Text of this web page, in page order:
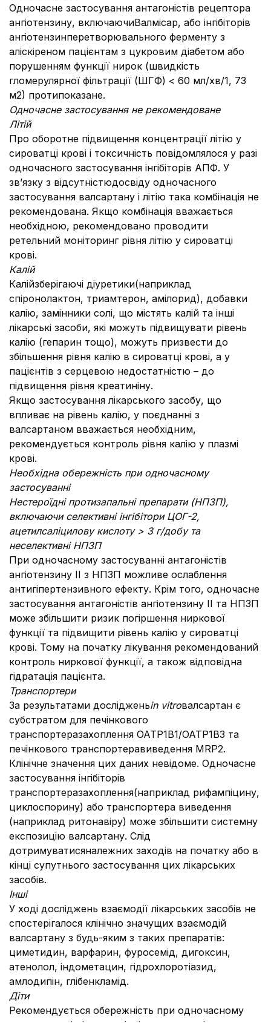
Одночасне застосування антагоністів рецептора
ангіотензину, включаючиВалмісар, або інгібіторів
ангіотензинперетворювального ферменту з
аліскіреном пацієнтам з цукровим діабетом або
порушенням функції нирок (швидкість
гломерулярної фільтрації (ШГФ) < 60 мл/хв/1, 73
м2) протипоказане.
Одночасне застосування не рекомендоване
Літій
Про оборотне підвищення концентрації літію у
сироватці крові і токсичність повідомлялося у разі
одночасного застосування інгібіторів АПФ. У
зв’язку з відсутністюдосвіду одночасного
застосування валсартану і літію така комбінація не
рекомендована. Якщо комбінація вважається
необхідною, рекомендовано проводити
ретельний моніторинг рівня літію у сироватці
крові.
Калій
Калійзберігаючі діуретики(наприклад
спіронолактон, триамтерон, амілорид), добавки
калію, замінники солі, що містять калій та інші
лікарські засоби, які можуть підвищувати рівень
калію (гепарин тощо), можуть призвести до
збільшення рівня калію в сироватці крові, а у
пацієнтів з серцевою недостатністю – до
підвищення рівня креатиніну.
Якщо застосування лікарського засобу, що
впливає на рівень калію, у поєднанні з
валсартаном вважається необхідним,
рекомендується контроль рівня калію у плазмі
крові.
Необхідна обережність при одночасному
застосуванні
Нестероїдні протизапальні препарати (НПЗП),
включаючи селективні інгібітори ЦОГ-2,
ацетилсаліцилову кислоту > 3 г/добу та
неселективні НПЗП
При одночасному застосуванні антагоністів
ангіотензину ІІ з НПЗП можливе ослаблення
антигіпертензивного ефекту. Крім того, одночасне
застосування антагоністів ангіотензину ІІ та НПЗП
може збільшити ризик погіршення ниркової
функції та підвищити рівень калію у сироватці
крові. Тому на початку лікування рекомендований
контроль ниркової функції, а також відповідна
гідратація пацієнта.
Транспортери
За результатами дослідженьin vitroвалсартан є
субстратом для печінкового
транспортеразахоплення OATP1B1/OATP1B3 та
печінкового транспортеравиведення MRP2.
Клінічне значення цих даних невідоме. Одночасне
застосування інгібіторів
транспортеразахоплення(наприклад рифампіцину,
циклоспорину) або транспортера виведення
(наприклад ритонавіру) може збільшити системну
експозицію валсартану. Слід
дотримуватисяналежних заходів на початку або в
кінці супутнього застосування цих лікарських
засобів.
Інші
У ході досліджень взаємодії лікарських засобів не
спостерігалося клінічно значущих взаємодій
валсартану з будь-яким з таких препаратів:
циметидин, варфарин, фуросемід, дигоксин,
атенолол, індометацин, гідрохлоротіазид,
амлодипін, глібенкламід.
Діти
Рекомендується обережність при одночасному